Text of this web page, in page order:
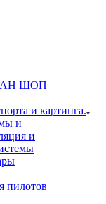
ШОП
и картинга.
и
и
пилотов